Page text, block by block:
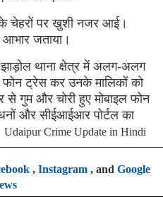
के चेहरों पर खुशी नजर आई।
आभार जताया।
थाना क्षेत्र में अलग-अलग
फोन ट्रेस कर उनके मालिकों को
गुम और चोरी हुए मोबाइल फोन
और सीईआईआर पोर्टल का
Udaipur Crime Update in Hindi
, Instagram, and Google